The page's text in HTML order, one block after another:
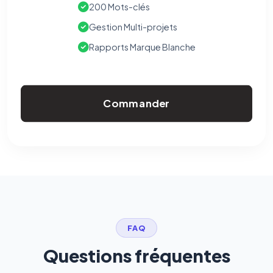
200 Mots-clés
Gestion Multi-projets
Rapports Marque Blanche
Commander
FAQ
Questions fréquentes
confidentialité(section Traceurs dans les Courriels).